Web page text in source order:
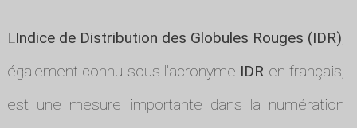
L'Indice de Distribution des Globules Rouges (IDR),
également connu sous l'acronyme IDR en français,
est une mesure importante dans la numération